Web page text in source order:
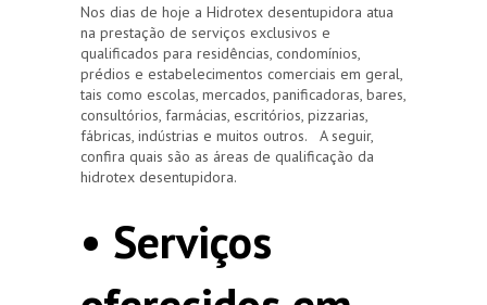
Nos dias de hoje a Hidrotex desentupidora atua
na prestação de serviços exclusivos e
qualificados para residências, condomínios,
prédios e estabelecimentos comerciais em geral,
tais como escolas, mercados, panificadoras, bares,
consultórios, farmácias, escritórios, pizzarias,
fábricas, indústrias e muitos outros. A seguir,
confira quais são as áreas de qualificação da
hidrotex desentupidora.
• Serviços